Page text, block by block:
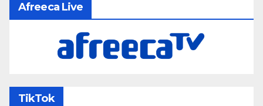
Afreeca Live
TikTok